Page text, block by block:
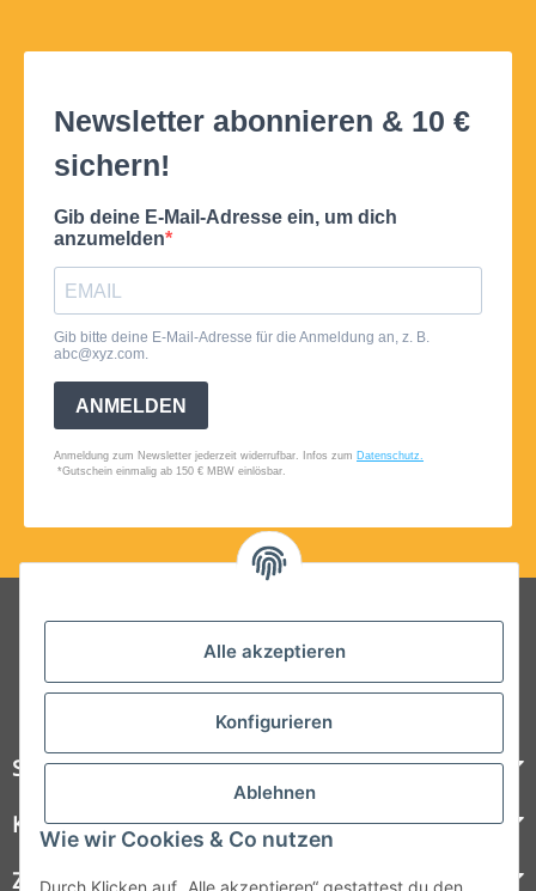
Alle akzeptieren
Konfigurieren
Ablehnen
Wie wir Cookies & Co nutzen
Durch Klicken auf „Alle akzeptieren“ gestattest du den
Folgt uns auf Social Media
Steelboxx
Kundenservice
Zahlungsmöglichkeiten